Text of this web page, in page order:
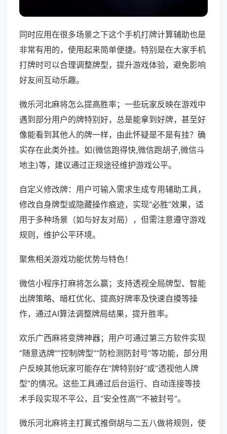
同时应用在很多场景之下这个手机打牌计算辅助也是
非常有用的，使用起来简单便捷。特别是在大家手机
打牌时可以合理调整牌型，提升游戏体验，避免影响
好友间互动乐趣。
微乐河北麻将怎么提高胜率；一些玩家反映在游戏中
遇到部分用户的牌特别好，总是能拿到好牌，甚至好
像能看到其他人的牌一样，由此怀疑是不是有挂？确
实存在此类外挂。如(微信跑得快,微信跑胡子,微信斗
地主)等，建议通过正规途径维护游戏公平。
自定义修改牌：用户可输入需求生成专用辅助工具，
修改自身牌型或隐藏操作痕迹，实现“必胜”效果，适
用于多种场景（如与好友对局），但需注意遵守游戏
规则，维护公平环境。
聚焦相关游戏功能优势与特色！
微信小程序打麻将怎么赢；支持透视全局牌型、智能
出牌策略、暗杠优化、提高好牌率及快速自摸等操
作，通过AI算法调整牌局结果，提升胜率。
欢乐广西麻将变牌神器；用户可通过第三方软件实现
“随意选牌”“控制牌型”“防检测防封号”等功能，部分用
户反映其他玩家可能存在“牌特别好”或“透视他人牌
型”的情况。这些工具通过后台运行、自动连接等技
术手段实现不平公，且“安全性高”“不被封号”。
微乐河北麻将主打冀式推倒胡与二五八做将规则，使